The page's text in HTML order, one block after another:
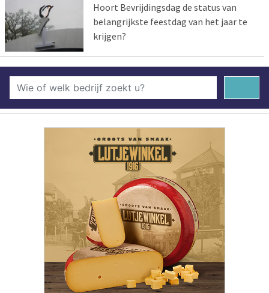
Hoort Bevrijdingsdag de status van
belangrijkste feestdag van het jaar te
krijgen?